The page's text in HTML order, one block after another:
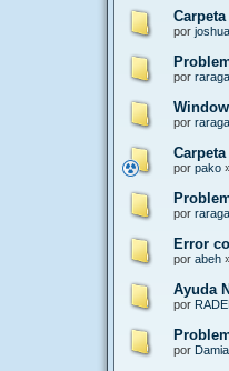
por
por
por
por pako
por
Error
por abeh
Ayuda
por RADEL
por